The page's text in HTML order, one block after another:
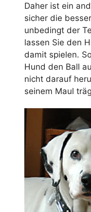
Daher ist ein
sicher die
unbedingt der
lassen Sie den
damit spielen.
Hund den Ball
nicht darauf
seinem Maul